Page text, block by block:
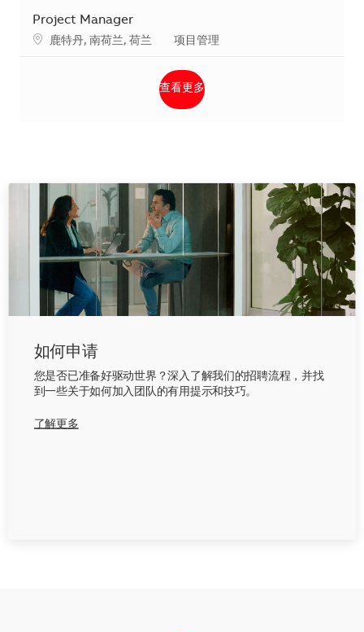
Project Manager
地点鹿特丹, 南荷兰, 荷兰 类别
项目管理
查看更多
如何申请
您是否已准备好驱动世界？深入了解我们的招聘流程，并找
到一些关于如何加入团队的有用提示和技巧。
了解更多